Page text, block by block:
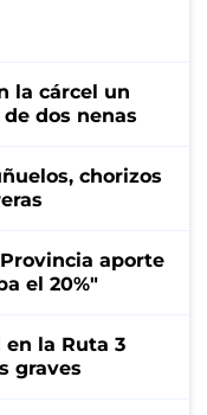
la cárcel un
dos nenas
chorizos
aporte
el 20%"
la Ruta 3
graves